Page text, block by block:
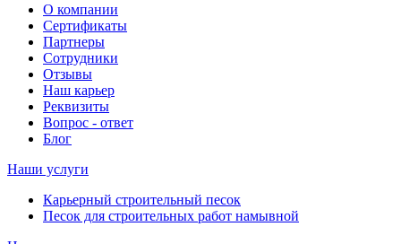
О компании
Сертификаты
Партнеры
Сотрудники
Отзывы
Наш карьер
Реквизиты
Вопрос - ответ
Блог
Наши услуги
Карьерный строительный песок
Песок для строительных работ намывной